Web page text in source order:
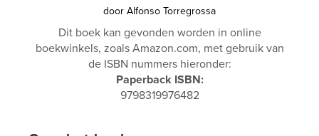
door Alfonso Torregrossa
Dit boek kan gevonden worden in online
boekwinkels, zoals Amazon.com, met gebruik van
de ISBN nummers hieronder:
Paperback ISBN:
9798319976482